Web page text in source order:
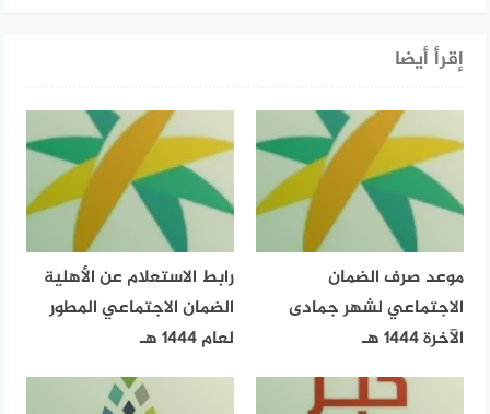
إقرأ أيضا
موعد صرف الضمان
الاجتماعي لشهر جمادى
الآخرة 1444 هـ
رابط الاستعلام عن الأهلية
الضمان الاجتماعي المطور
لعام 1444 هـ